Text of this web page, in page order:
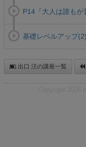
P14『大人は誰も
基礎レベルアップ(2)
出口 汪の講座一覧